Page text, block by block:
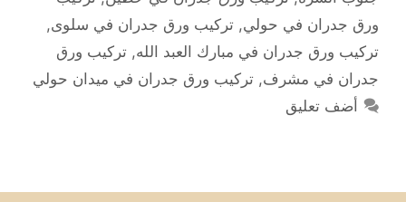
ورق جدران في حولي, تركيب ورق جدران في سلوى,
تركيب ورق جدران في مبارك العبد الله, تركيب ورق
جدران في مشرف, تركيب ورق جدران في ميدان حولي
أضف تعليق